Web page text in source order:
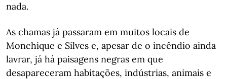
nada.
As chamas já passaram em muitos locais de
Monchique e Silves e, apesar de o incêndio ainda
lavrar, já há paisagens negras em que
desapareceram habitações, indústrias, animais e